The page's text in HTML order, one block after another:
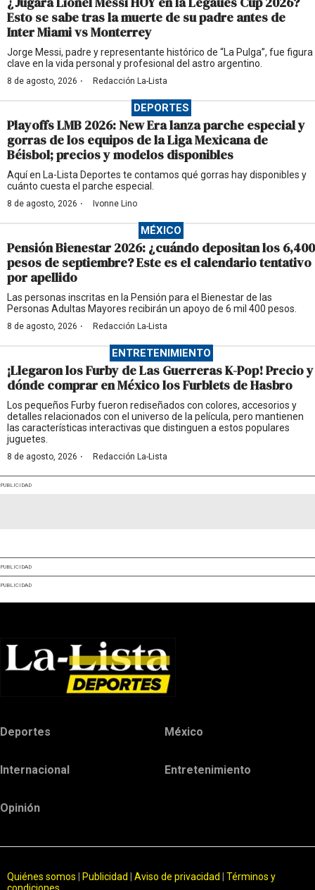
Esto se sabe tras la muerte de su padre antes de
Inter Miami vs Monterrey
Jorge Messi, padre y representante histórico de “La Pulga”, fue figura
clave en la vida personal y profesional del astro argentino.
8 de agosto, 2026 · Redacción La-Lista
DEPORTES
Playoffs LMB 2026: New Era lanza parche especial y
gorras de los equipos de la Liga Mexicana de
Béisbol; precios y modelos disponibles
Aquí en La-Lista Deportes te contamos qué gorras hay disponibles y
cuánto cuesta el parche especial.
8 de agosto, 2026 · Ivonne Lino
MÉXICO
Pensión Bienestar 2026: ¿cuándo depositan los 6,400
pesos de septiembre? Este es el calendario tentativo
por apellido
Las personas inscritas en la Pensión para el Bienestar de las
Personas Adultas Mayores recibirán un apoyo de 6 mil 400 pesos.
8 de agosto, 2026 · Redacción La-Lista
ENTRETENIMIENTO
¡Llegaron los Furby de Las Guerreras K-Pop! Precio y
dónde comprar en México los Furblets de Hasbro
Los pequeños Furby fueron rediseñados con colores, accesorios y
detalles relacionados con el universo de la película, pero mantienen
las características interactivas que distinguen a estos populares
juguetes.
8 de agosto, 2026 · Redacción La-Lista
PUBLICIDAD
PUBLICIDAD
PUBLICIDAD
Deportes México
Internacional Entretenimiento
Opinión
Quiénes somos Publicidad Aviso de privacidad
Términos y